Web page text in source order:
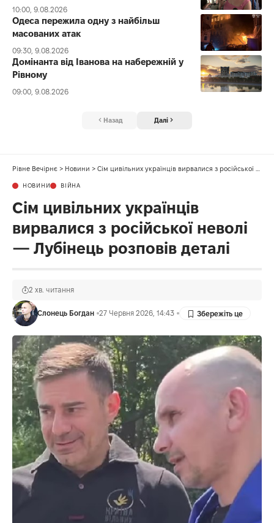
10:00, 9.08.2026
Одеса пережила одну з найбільш
масованих атак
09:30, 9.08.2026
Домінанта від Іванова на набережній у
Рівному
09:00, 9.08.2026
Назад Далі
Рівне Вечірнє > Новини > Сім цивільних українців вирвалися з російської неволі — Лубінець розповів деталі
НОВИНИ ВІЙНА
Сім цивільних українців
вирвалися з російської неволі
— Лубінець розповів деталі
Слонець Богдан 27 Червня 2026, 14:43
2 хв. читання